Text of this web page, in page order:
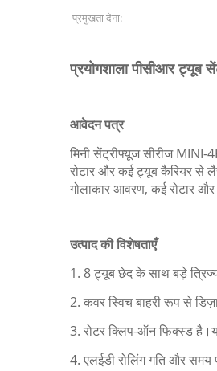
प्रमुखता देना:
प्रयोगशाला पीसीआर ट्यूब
आवेदन पत्र
मिनी सेंट्रीफ्यूज सीरीज
रोटार और कई ट्यूब कैरियर से
गोलाकार आवरण, कई रोटार
उत्पाद की विशेषताएँ
1. 8 ट्यूब छेद के साथ बड़े
2. कवर स्विच बाहरी रूप से
3. रोटर क्लिप-ऑन फिक्स्ड
4. एलईडी रोलिंग गति और समय